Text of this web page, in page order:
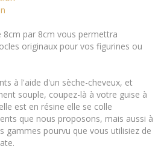
8cm par 8cm vous permettra
originaux pour vos figurines ou
à l'aide d'un sèche-cheveux, et
souple, coupez-là à votre guise à
est en résine elle se colle
que nous proposons, mais aussi à
gammes pourvu que vous utilisiez de